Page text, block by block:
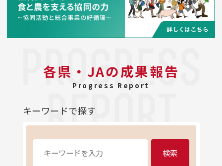
各県・JAの成果報告
Progress Report
キーワードで探す
検索